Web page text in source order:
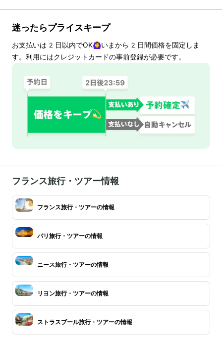
迷ったらプライスキープ
お支払いは 2 日以内でOK🙆‍♀️いまから 2 日間価格を固定しま
す。利用にはクレジットカードの事前登録が必要です。
フランス旅行・ツアー情報
フランス旅行・ツアーの情報
パリ旅行・ツアーの情報
ニース旅行・ツアーの情報
リヨン旅行・ツアーの情報
ストラスブール旅行・ツアーの情報